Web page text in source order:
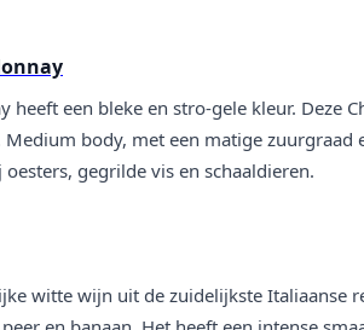
heeft een bleke en stro-gele kleur.
body, met een matige
gegrilde vis en schaaldieren.
witte wijn uit de zuidelijkste Italiaanse